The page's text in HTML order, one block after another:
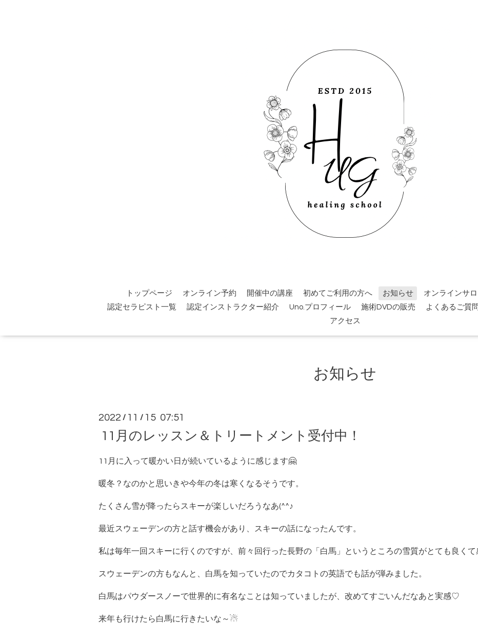
トップページ オンライン予約 開催中の講座 初めてご利用の方へ お知らせ オンラインサ
認定セラピスト一覧
認定インストラクター紹介 Uno.プロフィール 施術DVDの販売 よくあるご質問
アクセス
お知らせ
2022 / 11 / 15 07:51
11月のレッスン＆トリートメント受付中！
11月に入って暖かい日が続いているように感じます🤗
暖冬？なのかと思いきや今年の冬は寒くなるそうです。
たくさん雪が降ったらスキーが楽しいだろうなあ(^^♪
最近スウェーデンの方と話す機会があり、スキーの話になったんです。
私は毎年一回スキーに行くのですが、前々回行った長野の「白馬」というところの雪質がとても良くて
スウェーデンの方もなんと、白馬を知っていたのでカタコトの英語でも話が弾みました。
白馬はパウダースノーで世界的に有名なことは知っていましたが、改めてすごいんだなあと実感♡
来年も行けたら白馬に行きたいな～☃